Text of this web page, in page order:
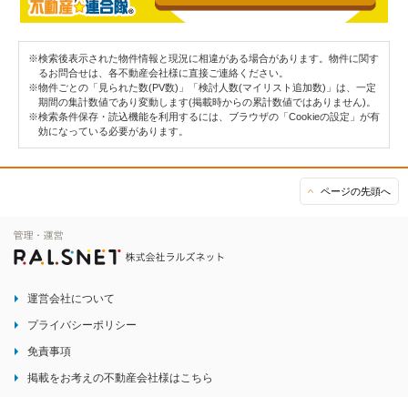
※検索後表示された物件情報と現況に相違がある場合があります。物件に関す
るお問合せは、各不動産会社様に直接ご連絡ください。
※物件ごとの「見られた数(PV数)」「検討人数(マイリスト追加数)」は、一定
期間の集計数値であり変動します(掲載時からの累計数値ではありません)。
※検索条件保存・読込機能を利用するには、ブラウザの「Cookieの設定」が有
効になっている必要があります。
ページの先頭へ
運営会社について
プライバシーポリシー
免責事項
掲載をお考えの不動産会社様はこちら